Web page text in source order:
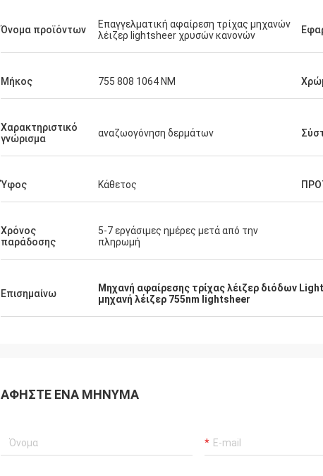
Όνομα προϊόντων
Επαγγελματική αφαίρεση τρίχας μηχανών
λέιζερ lightsheer χρυσών κανονών
Μήκος 755 808 1064 NM
Χαρακτηριστικό
γνώρισμα
αναζωογόνηση δερμάτων
Ύφος Κάθετος
Χρόνος
παράδοσης
5-7 εργάσιμες ημέρες μετά από την
πληρωμή
Επισημαίνω Μηχανή αφαίρεσης τρίχας λέιζερ διόδων
μηχανή λέιζερ 755nm lightsheer
ΑΦΉΣΤΕ ΈΝΑ ΜΉΝΥΜΑ